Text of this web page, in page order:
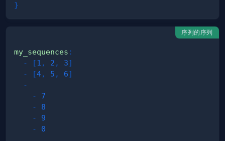
}
序列的序列
my_sequences :
-
[1 , 2 , 3]
-
[4, 5 , 6]
-
-
7
-
8
-
9
-
0